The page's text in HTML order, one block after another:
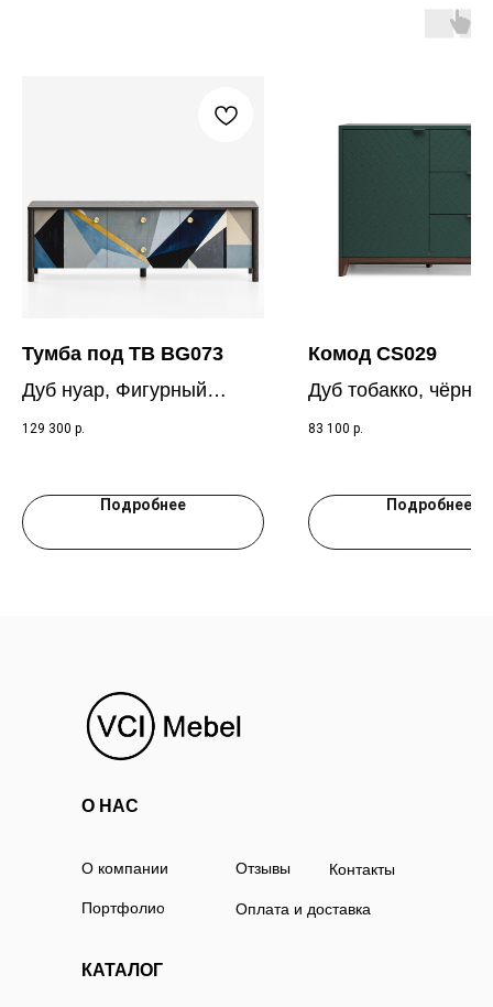
Тумба под ТВ BG073
Дуб нуар, Фигурный
авангард
129 300 р.
Подробнее
Комод CS029
Дуб тобакко, чёрно-
зеленый RAL 6012
83 100 р.
Подробнее
О компании
О НАС
КАТАЛОГ
Портфолио
Контакты
Отзывы
Оплата и доставка